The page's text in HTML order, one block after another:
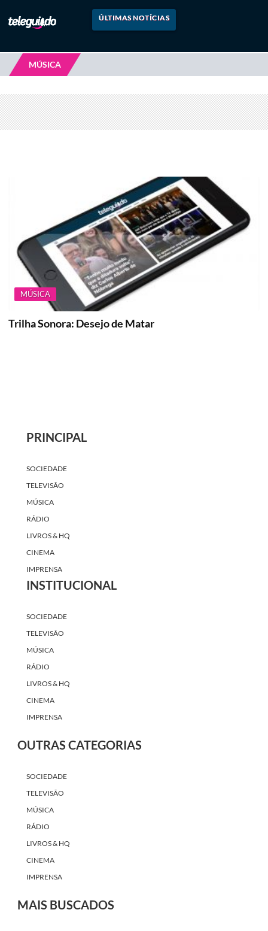
ÚLTIMAS NOTÍCIAS
MÚSICA
MÚSICA
Trilha Sonora: Desejo de Matar
PRINCIPAL
SOCIEDADE
TELEVISÃO
MÚSICA
RÁDIO
LIVROS & HQ
CINEMA
IMPRENSA
INSTITUCIONAL
SOCIEDADE
TELEVISÃO
MÚSICA
RÁDIO
LIVROS & HQ
CINEMA
IMPRENSA
OUTRAS CATEGORIAS
SOCIEDADE
TELEVISÃO
MÚSICA
RÁDIO
LIVROS & HQ
CINEMA
IMPRENSA
MAIS BUSCADOS